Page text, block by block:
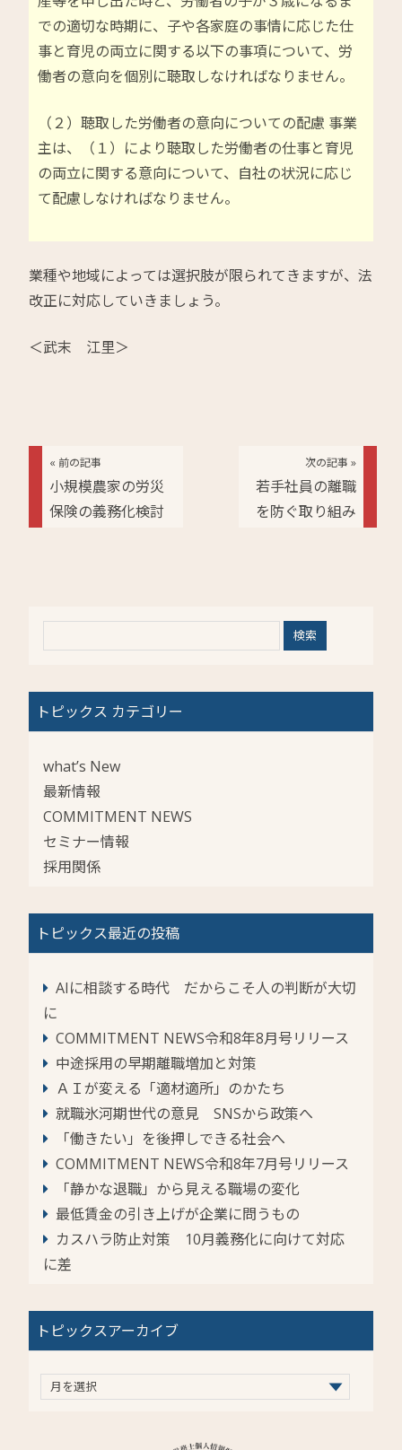
での適切な時期に、子や各家庭の事情に応じた仕
事と育児の両立に関する以下の事項について、労
働者の意向を個別に聴取しなければなりません。
（２）聴取した労働者の意向についての配慮 事業
主は、（１）により聴取した労働者の仕事と育児
の両立に関する意向について、自社の状況に応じ
て配慮しなければなりません。
業種や地域によっては選択肢が限られてきますが、法
改正に対応していきましょう。
＜武末 江里＞
« 前の記事
小規模農家の労災
保険の義務化検討
次の記事 »
若手社員の離職
を防ぐ取り組み
トピックス カテゴリー
what’s New
最新情報
COMMITMENT NEWS
セミナー情報
採用関係
トピックス最近の投稿
AIに相談する時代 だからこそ人の判断が大切
に
COMMITMENT NEWS令和8年8月号リリース
中途採用の早期離職増加と対策
ＡＩが変える「適材適所」のかたち
就職氷河期世代の意見 SNSから政策へ
「働きたい」を後押しできる社会へ
COMMITMENT NEWS令和8年7月号リリース
「静かな退職」から見える職場の変化
最低賃金の引き上げが企業に問うもの
カスハラ防止対策 10月義務化に向けて対応
に差
トピックスアーカイブ